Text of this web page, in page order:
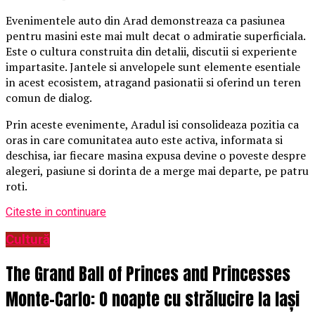
Evenimentele auto din Arad demonstreaza ca pasiunea
pentru masini este mai mult decat o admiratie superficiala.
Este o cultura construita din detalii, discutii si experiente
impartasite. Jantele si anvelopele sunt elemente esentiale
in acest ecosistem, atragand pasionatii si oferind un teren
comun de dialog.
Prin aceste evenimente, Aradul isi consolideaza pozitia ca
oras in care comunitatea auto este activa, informata si
deschisa, iar fiecare masina expusa devine o poveste despre
alegeri, pasiune si dorinta de a merge mai departe, pe patru
roti.
Citeste in continuare
Cultură
The Grand Ball of Princes and Princesses
Monte-Carlo: O noapte cu strălucire la Iași